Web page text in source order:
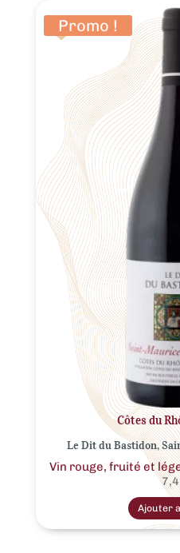
Promo !
Côtes du
Le Dit du Bastidon,
Vin rouge, fruité et
Ajouter